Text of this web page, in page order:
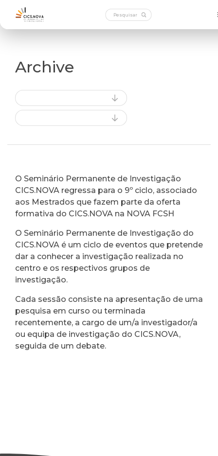
Archive
O Seminário Permanente de Investigação
CICS.NOVA regressa para o 9º ciclo, associado
aos Mestrados que fazem parte da oferta
formativa do CICS.NOVA na NOVA FCSH
O Seminário Permanente de Investigação do
CICS.NOVA é um ciclo de eventos que pretende
dar a conhecer a investigação realizada no
centro e os respectivos grupos de
investigação.
Cada sessão consiste na apresentação de uma
pesquisa em curso ou terminada
recentemente, a cargo de um/a investigador/a
ou equipa de investigação do CICS.NOVA,
seguida de um debate.